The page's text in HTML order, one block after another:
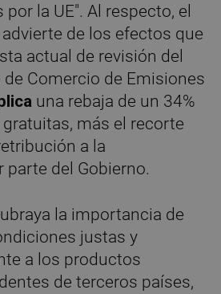
la UE". Al respecto, el
de los efectos que
actual de revisión del
Comercio de Emisiones
una rebaja de un 34%
más el recorte
a la
parte del Gobierno.
la importancia de
justas y
a los productos
de terceros países,